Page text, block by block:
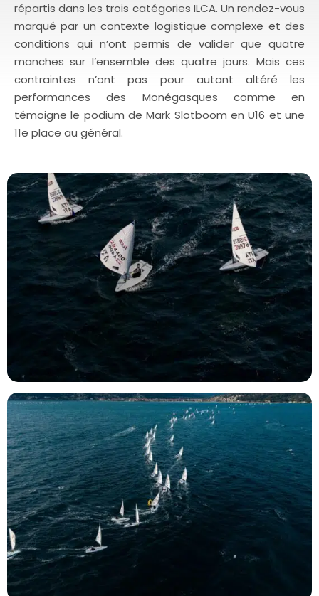
répartis dans les trois catégories ILCA. Un rendez-vous
marqué par un contexte logistique complexe et des
conditions qui n’ont permis de valider que quatre
manches sur l’ensemble des quatre jours. Mais ces
contraintes n’ont pas pour autant altéré les
performances des Monégasques comme en
témoigne le podium de Mark Slotboom en U16 et une
11e place au général.